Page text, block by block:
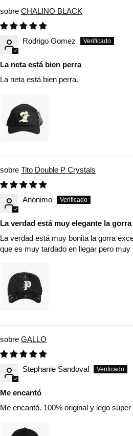
CHALINO BLACK
Rodrigo Gomez
La neta está bien perra
La neta está bien perra.
Tito Double P Crystals
Anónimo
La verdad está muy elegante la
La verdad está muy bonita la gorra
que es muy tardado en llegar pero muy
GALLO
Stephanie Sandoval
Me encantó
Me encantó. 100% original y lego